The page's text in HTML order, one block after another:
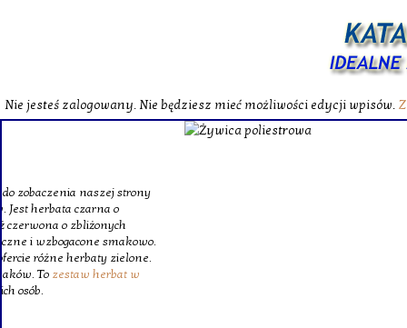
Nie jesteś zalogowany. Nie będziesz mieć możliwości edycji wpisów.